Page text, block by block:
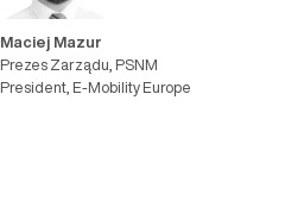
Maciej Mazur
Prezes Zarządu, PSNM
President, E-Mobility Europe